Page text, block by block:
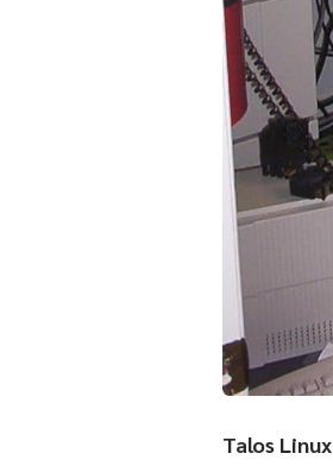
Talos